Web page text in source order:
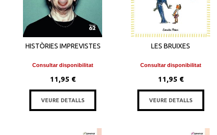
HISTÒRIES IMPREVISTES
Consultar disponibilitat
11,95 €
VEURE DETALLS
LES BRUIXES
Consultar disponibilitat
11,95 €
VEURE DETALLS